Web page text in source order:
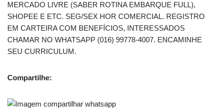
MERCADO LIVRE (SABER ROTINA EMBARQUE FULL),
SHOPEE E ETC. SEG/SEX HOR COMERCIAL. REGISTRO
EM CARTEIRA COM BENEFÍCIOS, INTERESSADOS
CHAMAR NO WHATSAPP (016) 99778-4007. ENCAMINHE
SEU CURRICULUM.
Compartilhe: